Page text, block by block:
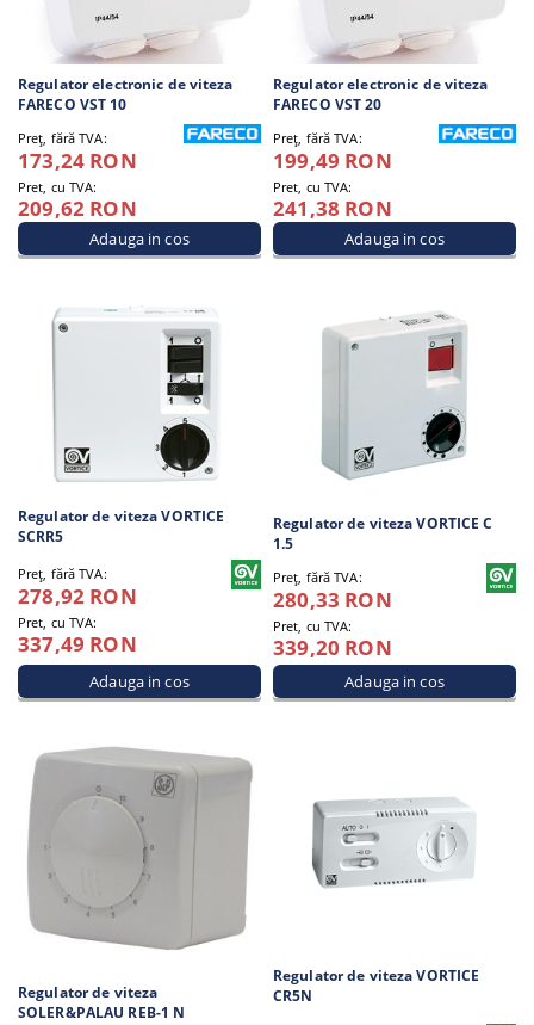
Regulator electronic de viteza
FARECO VST 10
Preţ, fără TVA:
173,24 RON
Pret, cu TVA:
209,62 RON
Regulator electronic de viteza
FARECO VST 20
Preţ, fără TVA:
199,49 RON
Pret, cu TVA:
241,38 RON
Regulator de viteza VORTICE
SCRR5
Preţ, fără TVA:
278,92 RON
Pret, cu TVA:
337,49 RON
Regulator de viteza VORTICE C
1.5
Preţ, fără TVA:
280,33 RON
Pret, cu TVA:
339,20 RON
Regulator de viteza
SOLER&PALAU REB-1 N
Regulator de viteza VORTICE
CR5N